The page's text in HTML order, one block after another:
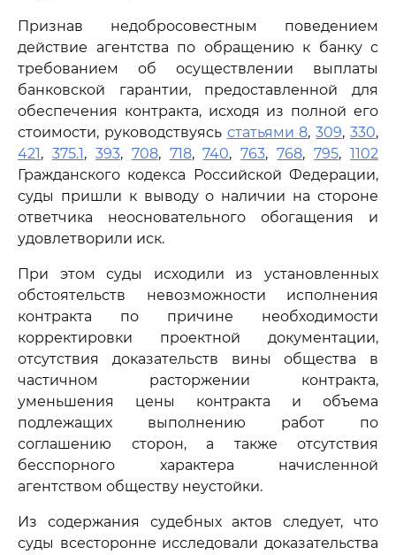
Признав недобросовестным поведением
действие агентства по обращению к банку с
требованием об осуществлении выплаты
банковской гарантии, предоставленной для
обеспечения контракта, исходя из полной его
стоимости, руководствуясь статьями 8,309,330,
421, 375.1, 393, 708, 718,740,763,768,795,1102
Гражданского кодекса Российской Федерации,
суды пришли к выводу о наличии на стороне
ответчика неосновательного обогащения и
удовлетворили иск.
При этом суды исходили из установленных
обстоятельств невозможности исполнения
контракта по причине необходимости
корректировки проектной документации,
отсутствия доказательств вины общества в
частичном расторжении контракта,
уменьшения цены контракта и объема
подлежащих выполнению работ по
соглашению сторон, а также отсутствия
бесспорного характера начисленной
агентством обществу неустойки.
Из содержания судебных актов следует, что
суды всесторонне исследовали доказательства